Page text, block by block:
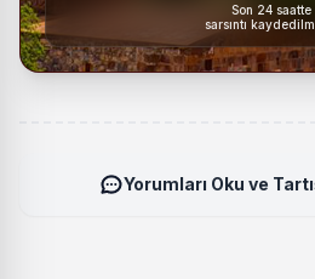
Son 24 saatte
sarsıntı
Yorumları Oku ve